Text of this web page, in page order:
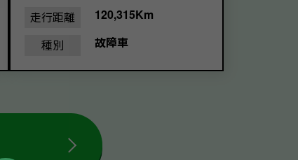
走行距離
120,315Km
種別
故障車